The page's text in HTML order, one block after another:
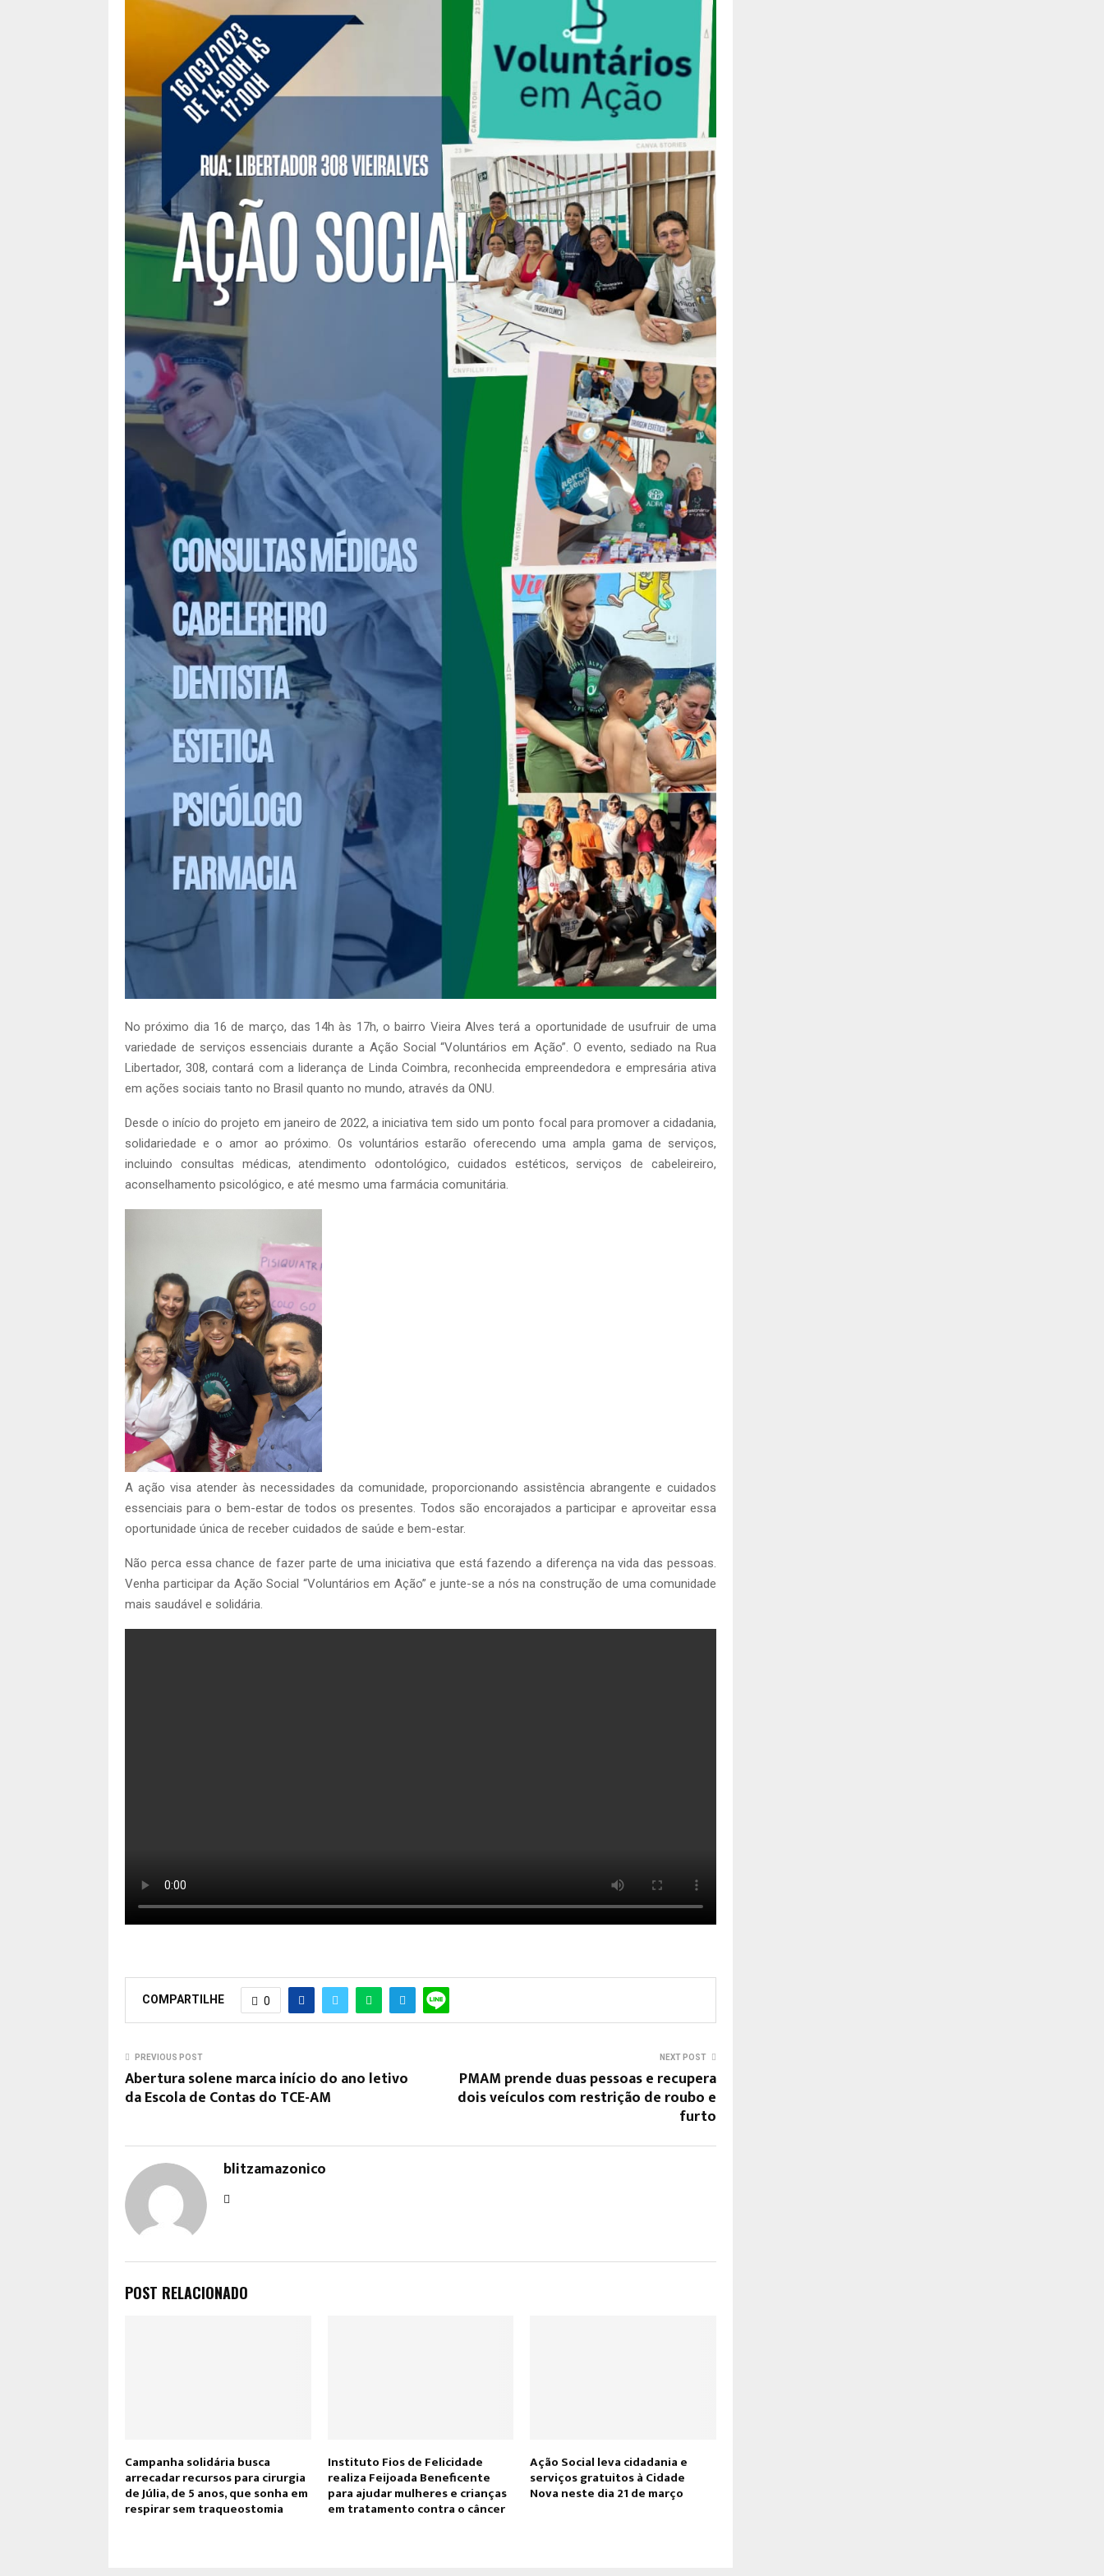
No próximo dia 16 de março, das 14h às 17h, o bairro Vieira Alves terá a oportunidade de usufruir de uma
variedade de serviços essenciais durante a Ação Social “Voluntários em Ação”. O evento, sediado na Rua
Libertador, 308, contará com a liderança de Linda Coimbra, reconhecida empreendedora e empresária ativa
em ações sociais tanto no Brasil quanto no mundo, através da ONU.
Desde o início do projeto em janeiro de 2022, a iniciativa tem sido um ponto focal para promover a cidadania,
solidariedade e o amor ao próximo. Os voluntários estarão oferecendo uma ampla gama de serviços,
incluindo consultas médicas, atendimento odontológico, cuidados estéticos, serviços de cabeleireiro,
aconselhamento psicológico, e até mesmo uma farmácia comunitária.
A ação visa atender às necessidades da comunidade, proporcionando assistência abrangente e cuidados
essenciais para o bem-estar de todos os presentes. Todos são encorajados a participar e aproveitar essa
oportunidade única de receber cuidados de saúde e bem-estar.
Não perca essa chance de fazer parte de uma iniciativa que está fazendo a diferença na vida das pessoas.
Venha participar da Ação Social “Voluntários em Ação” e junte-se a nós na construção de uma comunidade
mais saudável e solidária.
COMPARTILHE 0
PREVIOUS POST
Abertura solene marca início do ano letivo
da Escola de Contas do TCE-AM
NEXT POST
PMAM prende duas pessoas e recupera
dois veículos com restrição de roubo e
furto
blitzamazonico
POST RELACIONADO
Campanha solidária busca
arrecadar recursos para cirurgia
de Júlia, de 5 anos, que sonha em
respirar sem traqueostomia
Instituto Fios de Felicidade
realiza Feijoada Beneficente
para ajudar mulheres e crianças
em tratamento contra o câncer
Ação Social leva cidadania e
serviços gratuitos à Cidade
Nova neste dia 21 de março